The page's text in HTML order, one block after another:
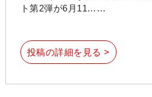
ト第2弾が6月11……
投稿の詳細を見る >